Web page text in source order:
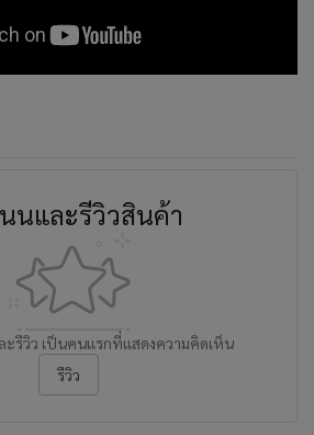
นและรีวิวสินค้า
ะรีวิว เป็นคนแรกที่แสดงความคิดเห็น
รีวิว